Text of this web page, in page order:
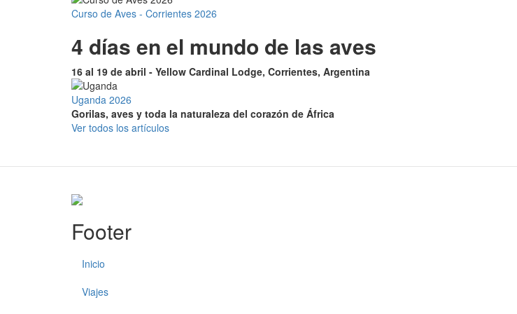
Curso de Aves - Corrientes 2026
4 días en el mundo de las aves
16 al 19 de abril - Yellow Cardinal Lodge, Corrientes, Argentina
Uganda 2026
Gorilas, aves y toda la naturaleza del corazón de África
Ver todos los artículos
Footer
Inicio
Viajes